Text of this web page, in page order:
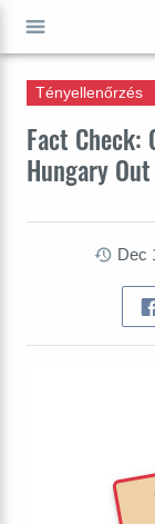
Fact Check:
Hungary
Tényellenőrzés
Dec
INDULJ